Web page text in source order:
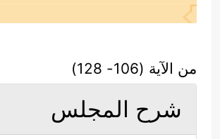
من الآية (106- 128)
شرح المجلس